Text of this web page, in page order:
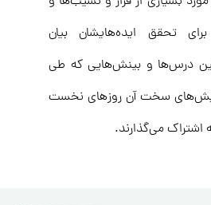
تحقق ایده‌هایشان بیان
درس‌ها و بینش‌هایی که طی
سخت آن روزهای نخست
اشتراک می‌گذارند.